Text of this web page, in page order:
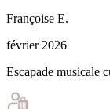
Françoise E.
février 2026
Escapade musicale